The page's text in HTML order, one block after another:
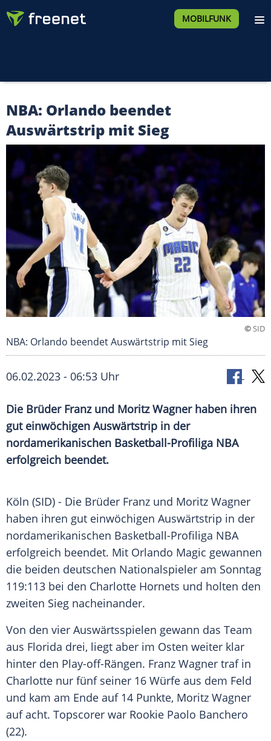
MOBILFUNK
NBA: Orlando beendet
Auswärtstrip mit Sieg
©SID
NBA: Orlando beendet Auswärtstrip mit Sieg
06.02.2023 - 06:53 Uhr
Die Brüder Franz und Moritz Wagner haben ihren
gut einwöchigen Auswärtstrip in der
nordamerikanischen Basketball-Profiliga NBA
erfolgreich beendet.
Köln (SID) - Die Brüder Franz und Moritz Wagner
haben ihren gut einwöchigen Auswärtstrip in der
nordamerikanischen Basketball-Profiliga NBA
erfolgreich beendet. Mit Orlando Magic gewannen
die beiden deutschen Nationalspieler am Sonntag
119:113 bei den Charlotte Hornets und holten den
zweiten Sieg nacheinander.
Von den vier Auswärtsspielen gewann das Team
aus Florida drei, liegt aber im Osten weiter klar
hinter den Play-off-Rängen. Franz Wagner traf in
Charlotte nur fünf seiner 16 Würfe aus dem Feld
und kam am Ende auf 14 Punkte, Moritz Wagner
auf acht. Topscorer war Rookie Paolo Banchero
(22).